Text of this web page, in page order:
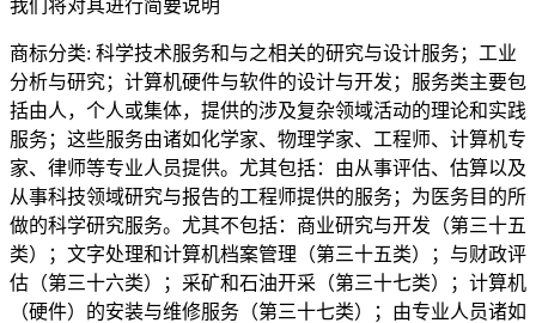
我们将对其进行简要说明
商标分类: 科学技术服务和与之相关的研究与设计服务；工业
分析与研究；计算机硬件与软件的设计与开发；服务类主要包
括由人，个人或集体，提供的涉及复杂领域活动的理论和实践
服务；这些服务由诸如化学家、物理学家、工程师、计算机专
家、律师等专业人员提供。尤其包括：由从事评估、估算以及
从事科技领域研究与报告的工程师提供的服务；为医务目的所
做的科学研究服务。尤其不包括：商业研究与开发（第三十五
类）；文字处理和计算机档案管理（第三十五类）；与财政评
估（第三十六类）；采矿和石油开采（第三十七类）；计算机
（硬件）的安装与维修服务（第三十七类）；由专业人员诸如